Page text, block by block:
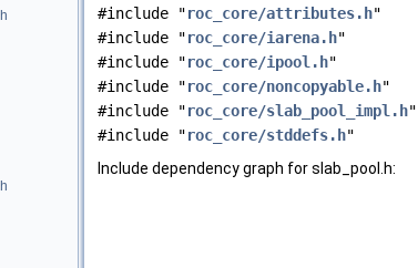
#include "roc_core/attributes.h"
#include "roc_core/iarena.h"
#include "roc_core/ipool.h"
#include "roc_core/noncopyable.h"
#include "roc_core/slab_pool_impl.h"
#include "roc_core/stddefs.h"
Include dependency graph for slab_pool.h: